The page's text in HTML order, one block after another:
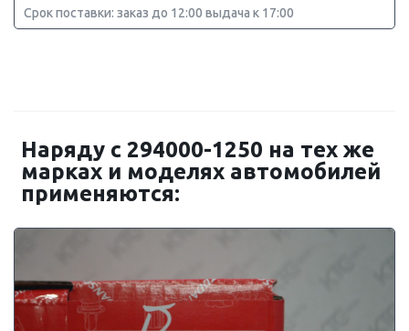
Срок поставки: заказ до 12:00 выдача к 17:00
Наряду с 294000-1250 на тех же
марках и моделях автомобилей
применяются: